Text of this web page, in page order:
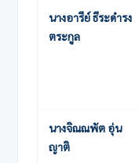
ชื่อ-นามสกุลตำแหน่ง
นางอารีย์ ธีระดำรง
ตระกูล
นางจิณณพัต อุ่น
ญาติ